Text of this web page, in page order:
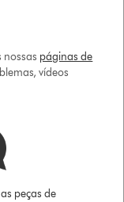
nossas páginas de
vídeos
peças de